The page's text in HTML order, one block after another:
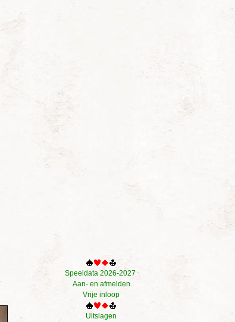
Speeldata 2026-2027
Aan- en afmelden
Vrije inloop
Uitslagen